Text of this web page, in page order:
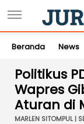
Beranda News
Politikus
Wapres
Aturan di
MARLEN SITOMPUL